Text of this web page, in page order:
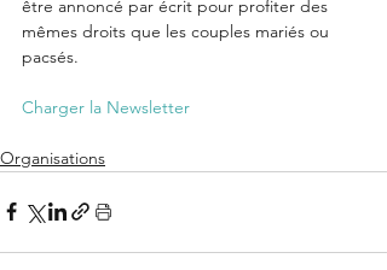
être annoncé par écrit pour profiter des
mêmes droits que les couples mariés ou
pacsés.
Charger la Newsletter
Organisations